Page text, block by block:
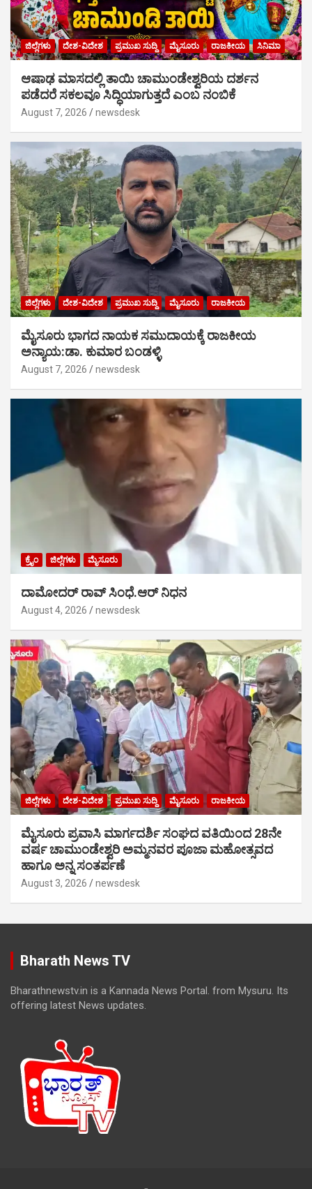
ಜಿಲ್ಲೆಗಳು ದೇಶ-ವಿದೇಶ ಪ್ರಮುಖ ಸುದ್ದಿ ಮೈಸೂರು ರಾಜಕೀಯ ಸಿನಿಮಾ
ಆಷಾಢ ಮಾಸದಲ್ಲಿ ತಾಯಿ ಚಾಮುಂಡೇಶ್ವರಿಯ ದರ್ಶನ
ಪಡೆದರೆ ಸಕಲವೂ ಸಿದ್ಧಿಯಾಗುತ್ತದೆ ಎಂಬ ನಂಬಿಕೆ
August 7, 2026 newsdesk
ಜಿಲ್ಲೆಗಳು ದೇಶ-ವಿದೇಶ ಪ್ರಮುಖ ಸುದ್ದಿ ಮೈಸೂರು ರಾಜಕೀಯ
ಮೈಸೂರು ಭಾಗದ ನಾಯಕ ಸಮುದಾಯಕ್ಕೆ ರಾಜಕೀಯ
ಅನ್ಯಾಯ:ಡಾ. ಕುಮಾರ ಬಂಡಳ್ಳಿ
August 7, 2026 newsdesk
ಕ್ರೈಂ ಜಿಲ್ಲೆಗಳು ಮೈಸೂರು
ದಾಮೋದರ್ ರಾವ್ ಸಿಂಧೆ.ಆರ್ ನಿಧನ
August 4, 2026 newsdesk
ಜಿಲ್ಲೆಗಳು ದೇಶ-ವಿದೇಶ ಪ್ರಮುಖ ಸುದ್ದಿ ಮೈಸೂರು ರಾಜಕೀಯ
ಮೈಸೂರು ಪ್ರವಾಸಿ ಮಾರ್ಗದರ್ಶಿ ಸಂಘದ ವತಿಯಿಂದ 28ನೇ
ವರ್ಷ ಚಾಮುಂಡೇಶ್ವರಿ ಅಮ್ಮನವರ ಪೂಜಾ ಮಹೋತ್ಸವದ
ಹಾಗೂ ಅನ್ನ ಸಂತರ್ಪಣೆ
August 3, 2026 newsdesk
Bharath News TV
Bharathnewstv.in is a Kannada News Portal. from Mysuru. Its
offering latest News updates.